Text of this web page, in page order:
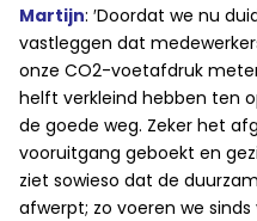
Martijn: ′Doordat we nu
vastleggen dat
onze CO2-voetafdruk
helft verkleind hebben ten
de goede weg. Zeker het
vooruitgang geboekt en
ziet sowieso dat de
afwerpt; zo voeren we